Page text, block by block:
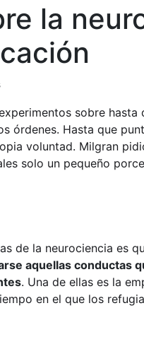
la
sobre hasta
órdenes. Hasta que
voluntad. Milgran
solo un pequeño
de la neurociencia es
aquellas conductas
. Una de ellas es la
en el que los